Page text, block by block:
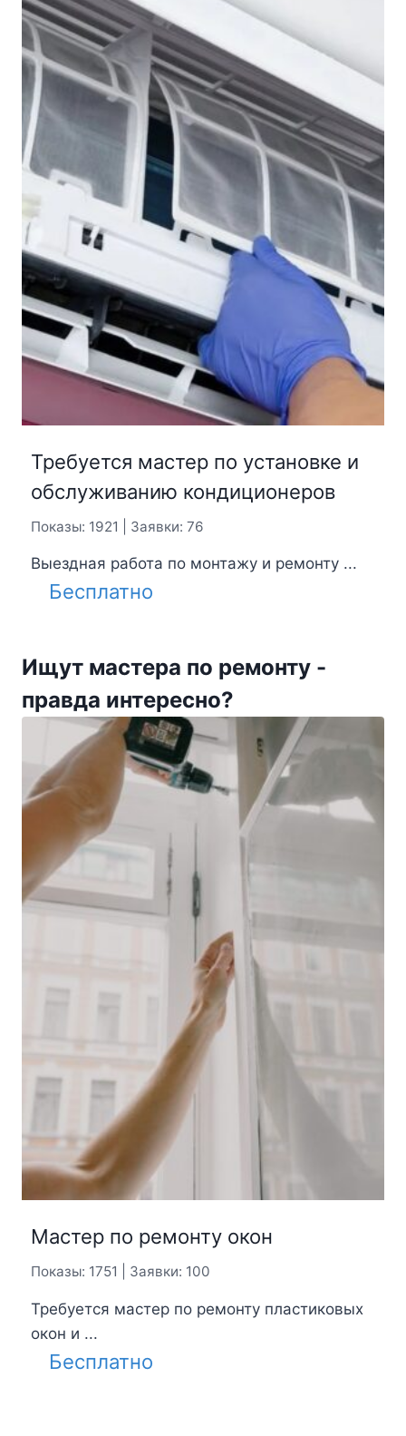
Требуется мастер по установке и
обслуживанию кондиционеров
Показы: 1921 | Заявки: 76
Выездная работа по монтажу и ремонту ...
Бесплатно
Ищут мастера по ремонту -
правда интересно?
Мастер по ремонту окон
Показы: 1751 | Заявки: 100
Требуется мастер по ремонту пластиковых
окон и ...
Бесплатно